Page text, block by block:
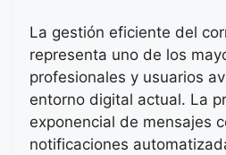
La gestión eficiente del
representa uno de los
profesionales y usuarios
entorno digital actual. La
exponencial de mensajes
notificaciones